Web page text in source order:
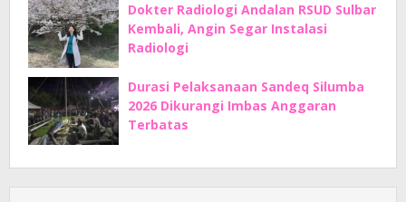
Dokter Radiologi Andalan RSUD Sulbar
Kembali, Angin Segar Instalasi
Radiologi
Durasi Pelaksanaan Sandeq Silumba
2026 Dikurangi Imbas Anggaran
Terbatas